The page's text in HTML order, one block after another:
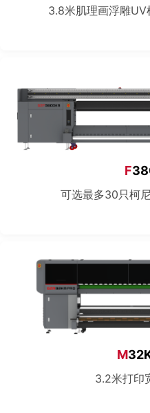
3.8米肌理画浮雕
F
可选最多30只柯
M
3.2米打印